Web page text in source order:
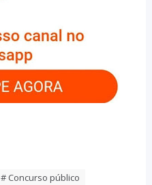
# Concurso público